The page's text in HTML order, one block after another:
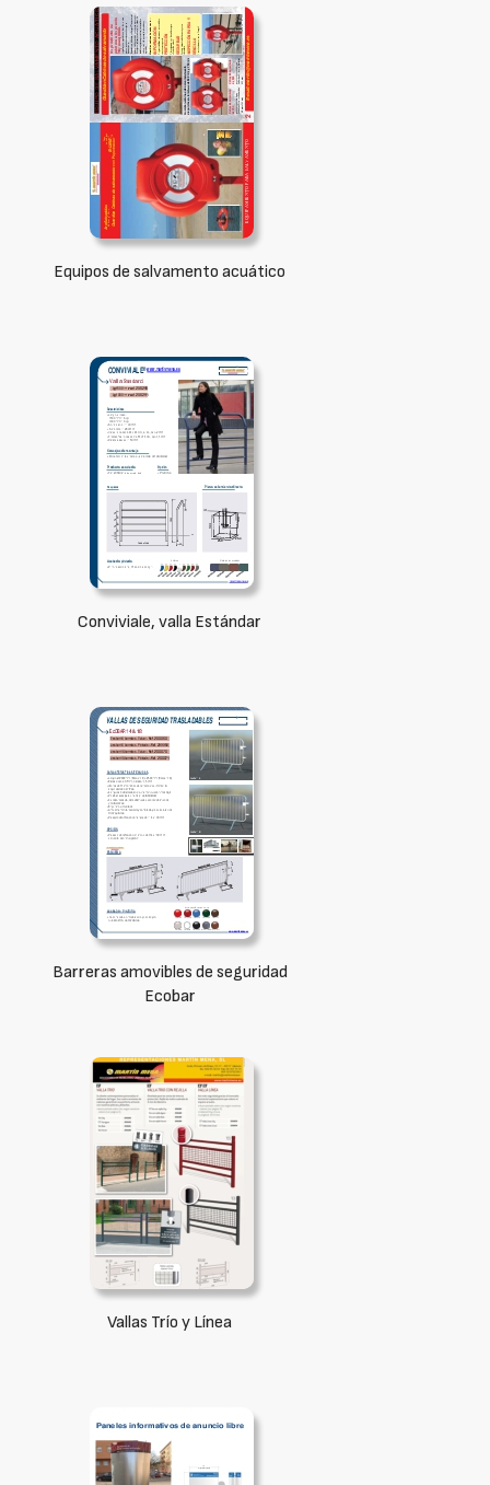
Equipos de salvamento acuático
Conviviale, valla Estándar
Barreras amovibles de seguridad
Ecobar
Vallas Trío y Línea